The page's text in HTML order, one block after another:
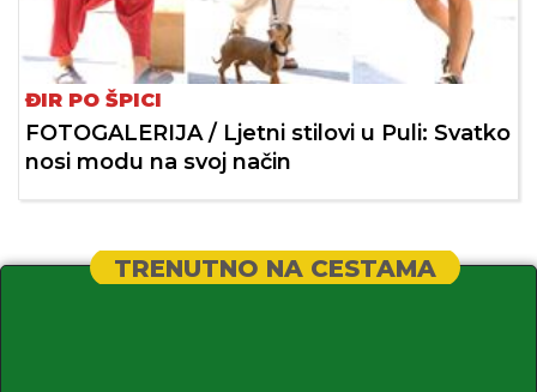
ĐIR PO ŠPICI
FOTOGALERIJA / Ljetni stilovi u Puli: Svatko
nosi modu na svoj način
TRENUTNO NA CESTAMA